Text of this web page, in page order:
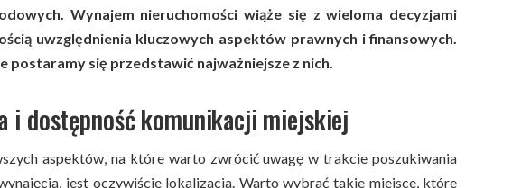
Wynajem nieruchomości wiąże się z wieloma decyzjami
uwzględnienia kluczowych aspektów prawnych i finansowych.
postaramy się przedstawić najważniejsze z nich.
i dostępność komunikacji miejskiej
aspektów, na które warto zwrócić uwagę w trakcie poszukiwania
jest oczywiście lokalizacja. Warto wybrać takie miejsce, które